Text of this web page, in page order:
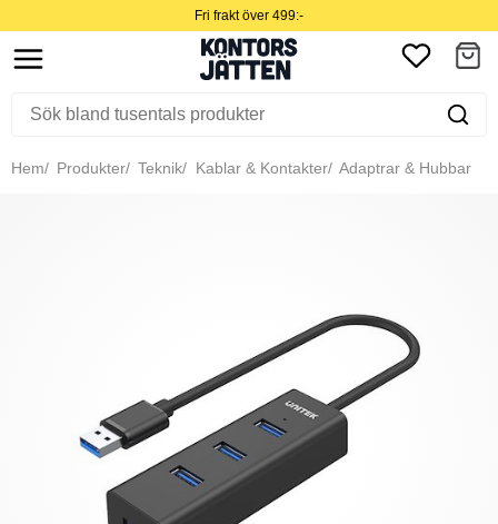
Fri frakt över 499:-
Hem Produkter Teknik Kablar & Kontakter Adaptrar & Hubbar